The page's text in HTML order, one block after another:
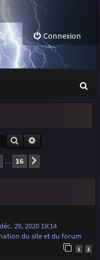
Connexion
e
r
Rechercher
… 16
29, 2020 19:14
du site et du forum
1 2